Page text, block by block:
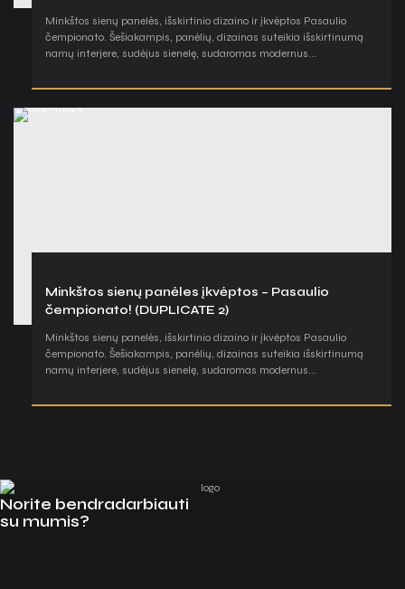
Minkštos sienų panelės, išskirtinio dizaino ir įkvėptos Pasaulio
čempionato. Šešiakampis, panėlių, dizainas suteikia išskirtinumą
namų interjere, sudėjus sienelę, sudaromas modernus...
Minkštos sienų panėles įkvėptos – Pasaulio
čempionato! (DUPLICATE 2)
Minkštos sienų panelės, išskirtinio dizaino ir įkvėptos Pasaulio
čempionato. Šešiakampis, panėlių, dizainas suteikia išskirtinumą
namų interjere, sudėjus sienelę, sudaromas modernus...
Norite bendradarbiauti
su mumis?